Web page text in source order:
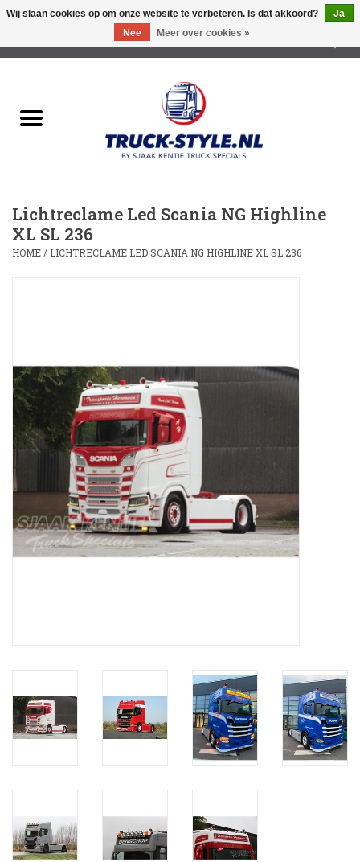
Lichtreclame Led
Led Triple Sign
Zonnekleppen
Booskijkers
Bumper Spoilers
Stoel Verlagen
Klompen
3-spaak stuurwiel
Losse Bekleding
Lichtreclame Led Scania NG Highline
XL SL 236
HOME / LICHTRECLAME LED SCANIA NG HIGHLINE XL SL 236
Wij slaan cookies op om onze website te verbeteren. Is dat akkoord?
Ja
Nee
Meer over cookies »